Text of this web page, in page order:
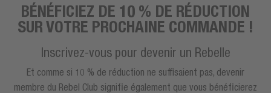
BÉNÉFICIEZ DE 10 % DE RÉDUCTION
SUR VOTRE PROCHAINE COMMANDE !
Inscrivez-vous pour devenir un Rebelle
Et comme si 10 % de réduction ne suffisaient pas, devenir
membre du Rebel Club signifie également que vous bénéficierez